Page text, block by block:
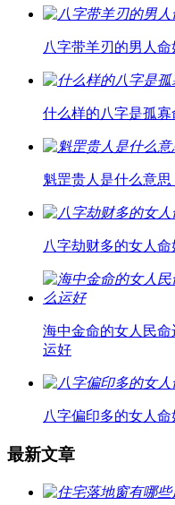
八字带羊刃的男人
什么样的八字是孤
魁罡贵人是什么意
八字劫财多的女人
海中金命的女人民
运好
八字偏印多的女人命
最新文章